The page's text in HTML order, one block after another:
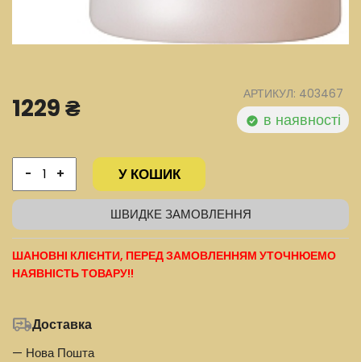
1229 ₴ АРТИКУЛ: 403467
в наявності
- + У КОШИК
ШВИДКЕ ЗАМОВЛЕННЯ
ШАНОВНІ КЛІЄНТИ, ПЕРЕД ЗАМОВЛЕННЯМ УТОЧНЮЕМО
НАЯВНІСТЬ ТОВАРУ!!
Доставка
— Нова Пошта